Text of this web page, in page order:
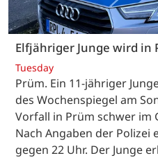
Elfjähriger Junge wird in
Tuesday
Prüm. Ein 11-jähriger
des Wochenspiegel am
Vorfall in Prüm schwer im
Nach Angaben der Polizei
gegen 22 Uhr. Der Junge